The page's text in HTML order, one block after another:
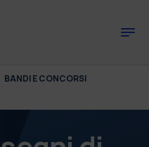
BANDI E CONCORSI